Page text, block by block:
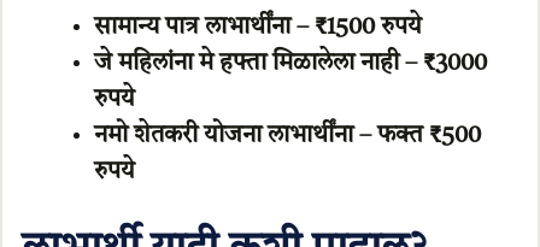
सामान्य पात्र लाभार्थींना – ₹1500 रुपये
जे महिलांना मे हफ्ता मिळालेला नाही – ₹3000
रुपये
नमो शेतकरी योजना लाभार्थींना – फक्त ₹500
रुपये